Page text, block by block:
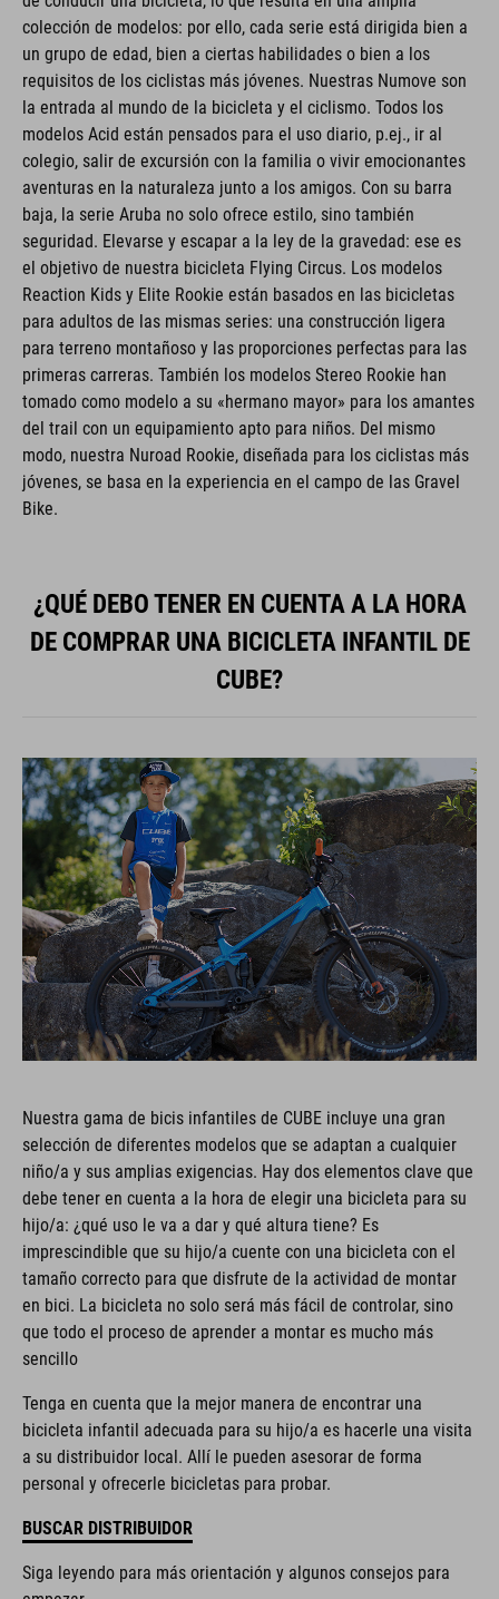
colección de modelos: por ello, cada serie está dirigida bien a
un grupo de edad, bien a ciertas habilidades o bien a los
requisitos de los ciclistas más jóvenes. Nuestras Numove son
la entrada al mundo de la bicicleta y el ciclismo. Todos los
modelos Acid están pensados para el uso diario, p.ej., ir al
colegio, salir de excursión con la familia o vivir emocionantes
aventuras en la naturaleza junto a los amigos. Con su barra
baja, la serie Aruba no solo ofrece estilo, sino también
seguridad. Elevarse y escapar a la ley de la gravedad: ese es
el objetivo de nuestra bicicleta Flying Circus. Los modelos
Reaction Kids y Elite Rookie están basados en las bicicletas
para adultos de las mismas series: una construcción ligera
para terreno montañoso y las proporciones perfectas para las
primeras carreras. También los modelos Stereo Rookie han
tomado como modelo a su «hermano mayor» para los amantes
del trail con un equipamiento apto para niños. Del mismo
modo, nuestra Nuroad Rookie, diseñada para los ciclistas más
jóvenes, se basa en la experiencia en el campo de las Gravel
Bike.
¿QUÉ DEBO TENER EN CUENTA A LA HORA
DE COMPRAR UNA BICICLETA INFANTIL DE
CUBE?
selección de diferentes modelos que se adaptan a cualquier
niño/a y sus amplias exigencias. Hay dos elementos clave que
debe tener en cuenta a la hora de elegir una bicicleta para su
hijo/a: ¿qué uso le va a dar y qué altura tiene? Es
imprescindible que su hijo/a cuente con una bicicleta con el
tamaño correcto para que disfrute de la actividad de montar
en bici. La bicicleta no solo será más fácil de controlar, sino
que todo el proceso de aprender a montar es mucho más
sencillo
bicicleta infantil adecuada para su hijo/a es hacerle una visita
a su distribuidor local. Allí le pueden asesorar de forma
personal y ofrecerle bicicletas para probar.
BUSCAR DISTRIBUIDOR
empezar.